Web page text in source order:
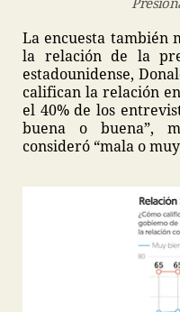
La encuesta también
la relación de la
estadounidense,
califican la relación
el 40% de los
buena o buena”,
consideró “mala o